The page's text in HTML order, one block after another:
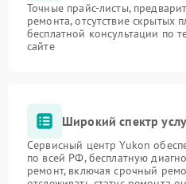
Точные прайс-листы,
ремонта, отсутствие скрытых
бесплатной консультации по
сайте
Широкий спектр
Сервисный центр Yukon
по всей РФ, бесплатную
ремонт, включая срочный